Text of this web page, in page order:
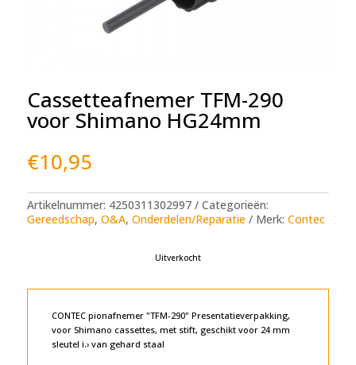
Cassetteafnemer TFM-290
voor Shimano HG24mm
€10,95
Artikelnummer: 4250311302997
Categorieën:
Gereedschap, O&A, Onderdelen/Reparatie Merk: Contec
Uitverkocht
CONTEC pionafnemer "TFM-290" Presentatieverpakking,
voor Shimano cassettes, met stift, geschikt voor 24 mm
sleutel i.› van gehard staal